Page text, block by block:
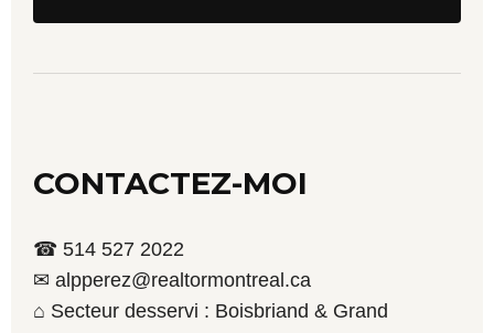
CONTACTEZ-MOI
☎ 514 527 2022
✉ alpperez@realtormontreal.ca
⌂ Secteur desservi : Boisbriand & Grand